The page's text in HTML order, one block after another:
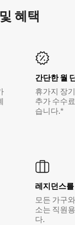
혜택
간단한 월
휴가지 장
추가 수수
습니다.*
레지던스
모든 가구
소는 직원
다.